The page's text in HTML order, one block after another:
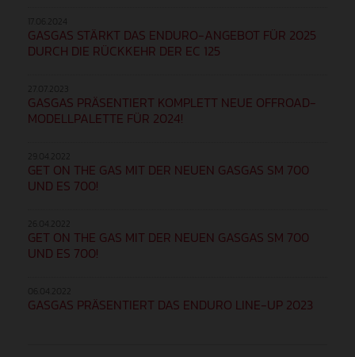
GASGAS STÄRKT DAS ENDURO-ANGEBOT FÜR 2025
DURCH DIE RÜCKKEHR DER EC 125
GASGAS PRÄSENTIERT KOMPLETT NEUE OFFROAD-
MODELLPALETTE FÜR 2024!
GET ON THE GAS MIT DER NEUEN GASGAS SM 700
UND ES 700!
GET ON THE GAS MIT DER NEUEN GASGAS SM 700
UND ES 700!
GASGAS PRÄSENTIERT DAS ENDURO LINE-UP 2023